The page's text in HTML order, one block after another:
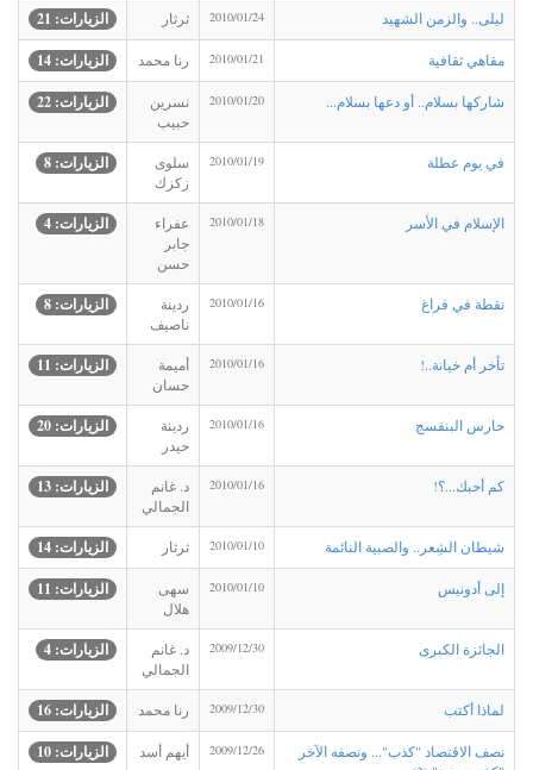
ليلى.. والزمن الشهيد 2010/01/24 ثرثار الزيارات: 21
مقاهي ثقافية 2010/01/21 رنا محمد الزيارات: 14
شاركها بسلام.. أو دعها بسلام...‏ 2010/01/20
نسرين
حبيب
الزيارات: 22
في يوم عطلة 2010/01/19
سلوى
زكزك
الزيارات: 8
الإسلام في الأسر 2010/01/18
عفراء
جابر
حسن
الزيارات: 4
نقطة في فراغ 2010/01/16
ردينة
ناصيف
الزيارات: 8
تأخر أم خيانة..! 2010/01/16
أميمة
حسان
الزيارات: 11
حارس البنفسج 2010/01/16
ردينة
حيدر
الزيارات: 20
كم أحبك...؟! 2010/01/16
د. غانم
الجمالي
الزيارات: 13
شيطان الشِعر.. والصبية النائمة 2010/01/10 ثرثار الزيارات: 14
إلى أدونيس 2010/01/10
سهى
هلال
الزيارات: 11
الجائزة الكبرى 2009/12/30
د. غانم
الجمالي
الزيارات: 4
لماذا أكتب 2009/12/30 رنا محمد الزيارات: 16
نصف الاقتصاد "كذب"... ونصفه الآخر
2009/12/26 أيهم أسد الزيارات: 10